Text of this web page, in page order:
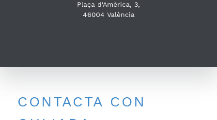
Plaça d'Amèrica, 3,
46004 València
CONTACTA CON